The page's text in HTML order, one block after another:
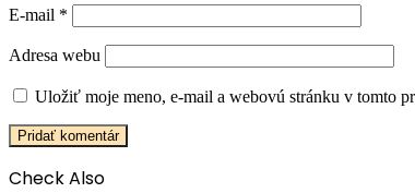
E-mail *
Adresa webu
Uložiť moje meno, e-mail a webovú stránku v tomto
Check Also